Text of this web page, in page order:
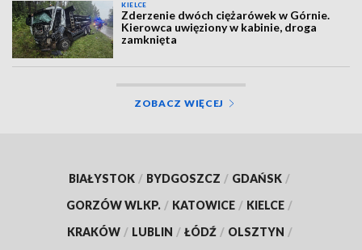
KIELCE
Zderzenie dwóch ciężarówek w Górnie.
Kierowca uwięziony w kabinie, droga
zamknięta
ZOBACZ WIĘCEJ
BIAŁYSTOK / BYDGOSZCZ / GDAŃSK /
GORZÓW WLKP. / KATOWICE / KIELCE /
KRAKÓW / LUBLIN / ŁÓDŹ / OLSZTYN /